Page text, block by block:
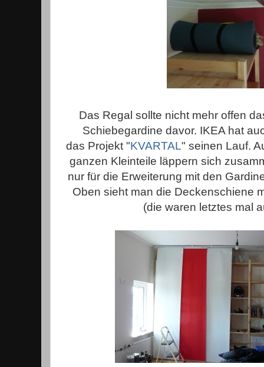
Das Regal sollte nicht mehr offen
Schiebegardine davor. IKEA hat
das Projekt "KVARTAL" seinen Lauf.
ganzen Kleinteile läppern sich
nur für die Erweiterung mit den
Oben sieht man die Deckenschiene
(die waren letztes mal